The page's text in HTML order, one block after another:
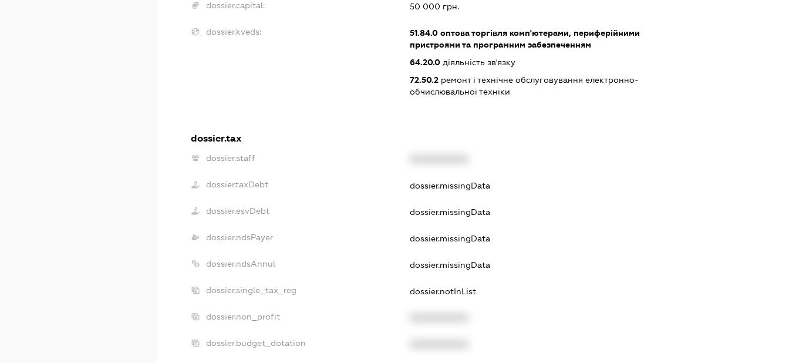
dossier.capital: 50 000 грн.
dossier.kveds: 51.84.0оптова торгівля комп'ютерами, периферійними
пристроями та програмним забезпеченням
64.20.0діяльність зв'язку
72.50.2ремонт і технічне обслуговування електронно-
обчислювальної техніки
dossier.tax
dossier.staff
dossier.taxDebt dossier.missingData
dossier.esvDebt dossier.missingData
dossier.ndsPayer dossier.missingData
dossier.ndsAnnul dossier.missingData
dossier.single_tax_reg dossier.notInList
dossier.non_profit
dossier.budget_dotation